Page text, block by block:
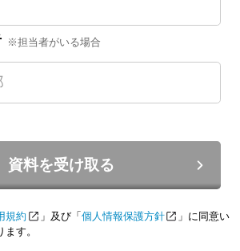
※担当者がいる場合
資料を受け取る
規約 」及び「 個人情報保護方針
」に同意い
す。